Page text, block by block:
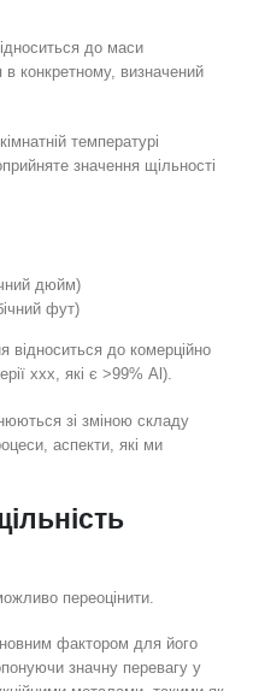
до маси
конкретному, визначений
температурі
значення щільності
дюйм)
фут)
відноситься до комерційно
ххх, які є >99% Al).
зі зміною складу
аспекти, які ми
переоцінити.
фактором для його
значну перевагу у